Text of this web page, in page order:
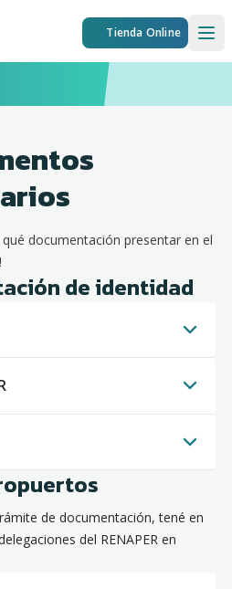
Tienda Online
documentación presentar en el
de identidad
de documentación, tené en
del RENAPER en